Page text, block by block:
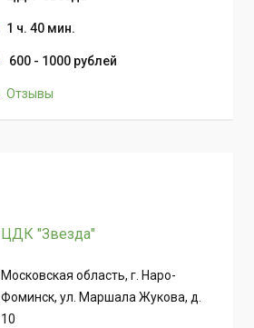
1 ч. 40 мин.
600 - 1000 рублей
Отзывы
ЦДК "Звезда"
Московская область, г. Наро-
Фоминск, ул. Маршала Жукова, д.
10